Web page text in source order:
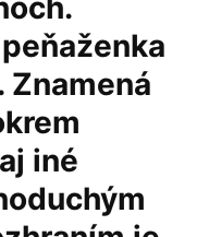
Znamená
iné